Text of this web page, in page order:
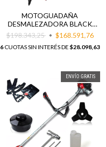
MOTOGUADAÑA
DESMALEZADORA BLACK
PANTHER BP-D520CC
$198.343,25 $168.591,76
6CUOTAS SIN INTERÉS DE $28.098,63
ENVÍO GRATIS